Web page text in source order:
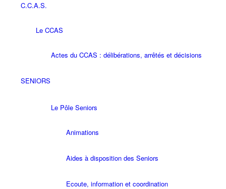
C.C.A.S.
Le CCAS
Actes du CCAS : délibérations, arrêtés et décisions
SENIORS
Le Pôle Seniors
Animations
Aides à disposition des Seniors
Ecoute, information et coordination